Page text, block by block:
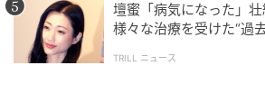
壇蜜「病気になった」
様々な治療を受けた“過
TRILL ニュース